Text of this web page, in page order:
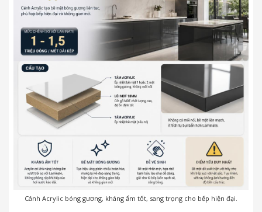
Cánh Acrylic bóng gương, kháng ẩm tốt, sang trọng cho bếp hiện đại.